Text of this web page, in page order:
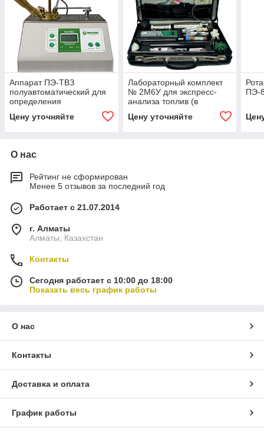
Аппарат ПЭ-ТВЗ
полуавтоматический для
определения
температуры вспышки в
закрытом тигле
Цену уточняйте
Лабораторный комплект
№ 2М6У для экспресс-
анализа топлив (в
Октанометр ПЭ-7300)
Цену уточняйте
ПЭ-
О нас
Рейтинг не сформирован
Менее 5 отзывов за последний год
Работает с 21.07.2014
г. Алматы
Алматы, Казахстан
Контакты
Сегодня работает с 10:00 до 18:00
Показать весь график работы
О нас
Контакты
Доставка и оплата
График работы